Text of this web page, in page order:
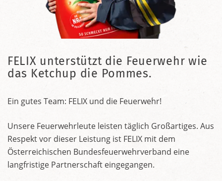
FELIX unterstützt die Feuerwehr wie
das Ketchup die Pommes.
Ein gutes Team: FELIX und die Feuerwehr!
Unsere Feuerwehrleute leisten täglich Großartiges. Aus
Respekt vor dieser Leistung ist FELIX mit dem
Österreichischen Bundesfeuerwehrverband eine
langfristige Partnerschaft eingegangen.